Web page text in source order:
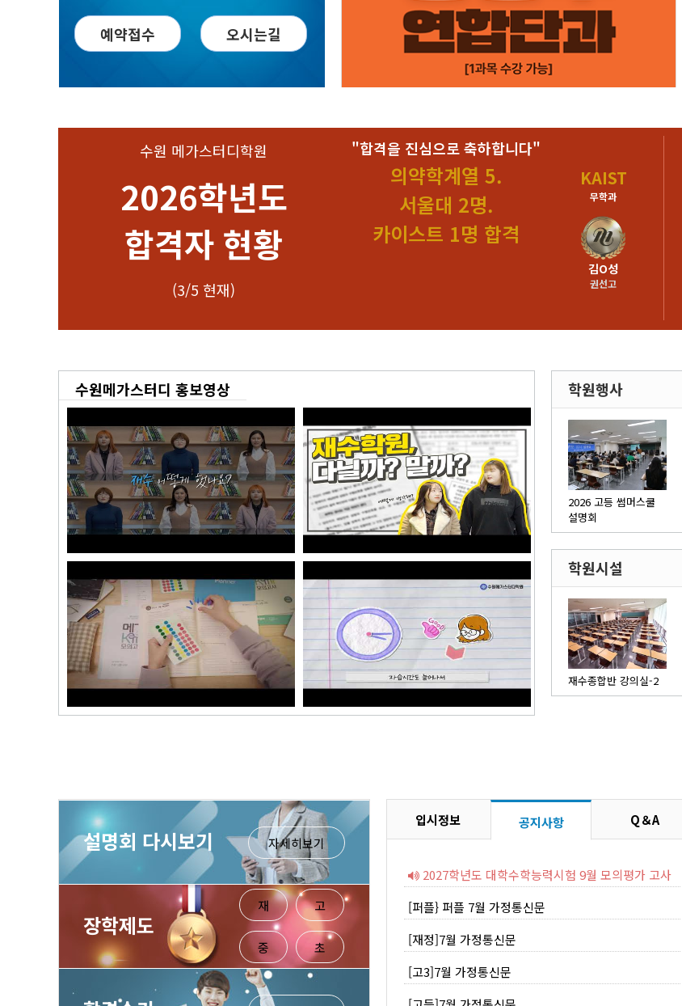
예약접수 오시는길
수원 메가스터디학원
2026학년도
합격자 현황
(3/5 현재)
"합격을 진심으로 축하합니다"
의약학계열 5.
서울대 2명.
카이스트 1명 합격
경상국립대
건축공학부
검정고시
서울대
응용생물공학
KAIST
무학과
김O성
권선고
수원메가스터디 홍보영상 학원행사
2026 고등 썸머스쿨
설명회
학원시설
재수종합반 강의실-2
설명회 다시보기 자세히보기
장학제도
재 고
중 초
입시정보 공지사항 Q＆A
9모 신청관련
Re: 9모 신청관련
9월 모의고사 신청 관련
Re: 9월 모의고사 신청 관련